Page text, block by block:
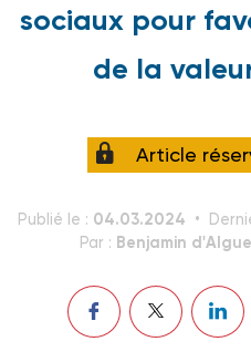
sociaux pour
de la
Article
Publié le : 04.03.2024
Par : Benjamin